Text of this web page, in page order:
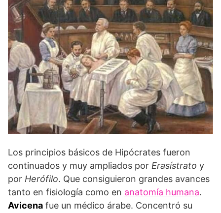
Los principios básicos de Hipócrates fueron
continuados y muy ampliados por Erasístrato y
por Herófilo. Que consiguieron grandes avances
tanto en fisiología como en anatomía humana.
Avicena fue un médico árabe. Concentró su